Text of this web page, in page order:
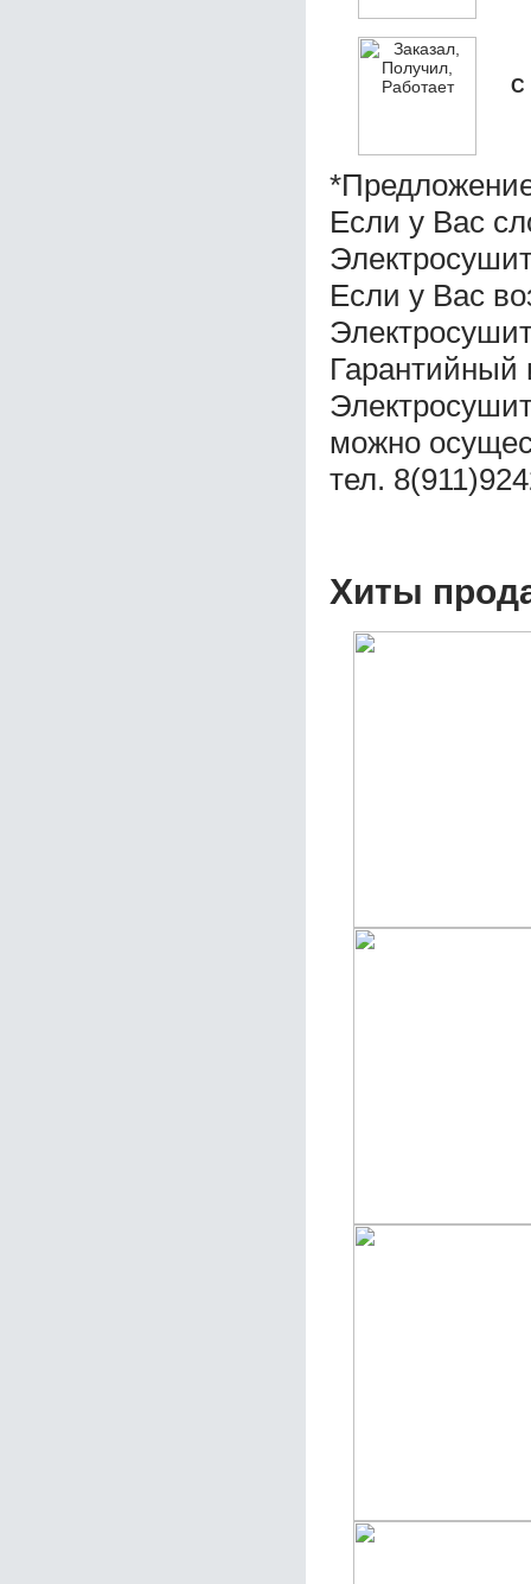
С
Если у Вас
Если у Вас
Гарантийный
можно
тел.
Хиты